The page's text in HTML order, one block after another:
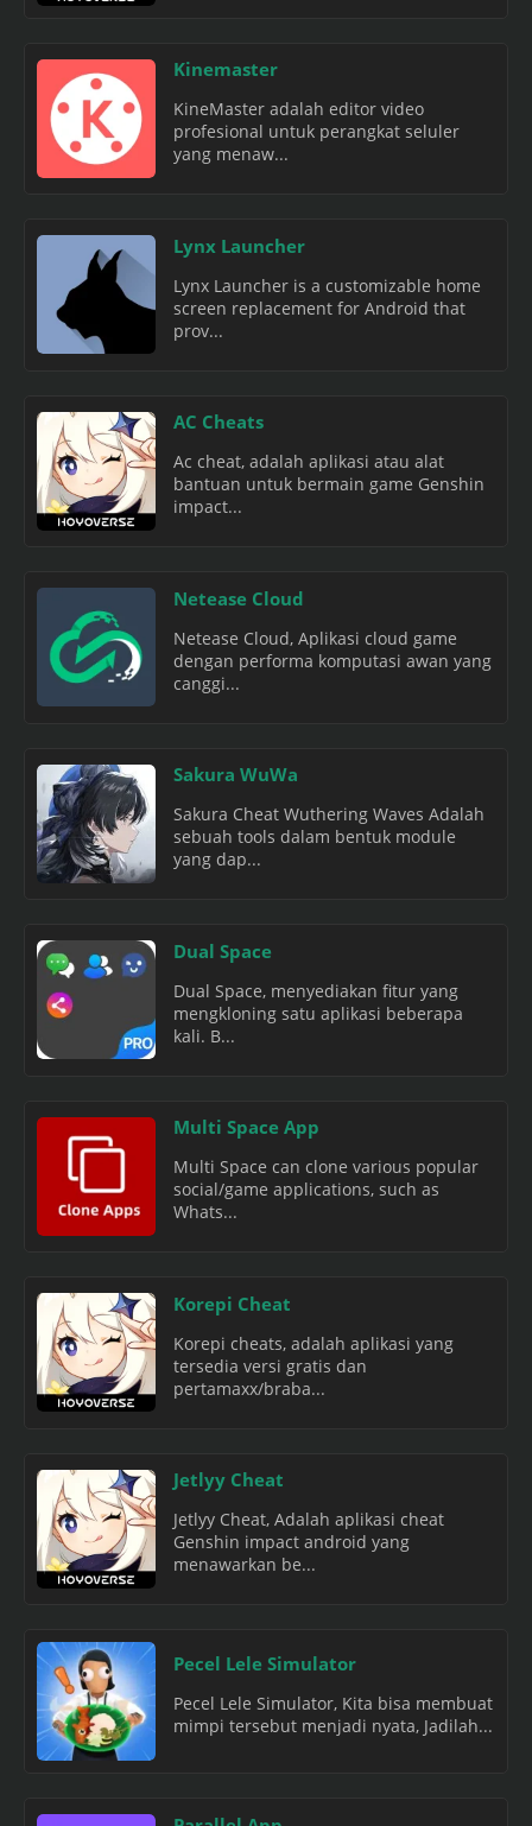
Kinemaster
KineMaster adalah editor video
profesional untuk perangkat seluler
yang menaw...
Lynx Launcher
Lynx Launcher is a customizable home
screen replacement for Android that
prov...
AC Cheats
Ac cheat, adalah aplikasi atau alat
bantuan untuk bermain game Genshin
impact...
Netease Cloud
Netease Cloud, Aplikasi cloud game
dengan performa komputasi awan yang
canggi...
Sakura WuWa
Sakura Cheat Wuthering Waves Adalah
sebuah tools dalam bentuk module
yang dap...
Dual Space
Dual Space, menyediakan fitur yang
mengkloning satu aplikasi beberapa
kali. B...
Multi Space App
Multi Space can clone various popular
social/game applications, such as
Whats...
Korepi Cheat
Korepi cheats, adalah aplikasi yang
tersedia versi gratis dan
pertamaxx/braba...
Jetlyy Cheat
Jetlyy Cheat, Adalah aplikasi cheat
Genshin impact android yang
menawarkan be...
Pecel Lele Simulator
Pecel Lele Simulator, Kita bisa membuat
mimpi tersebut menjadi nyata, Jadilah...